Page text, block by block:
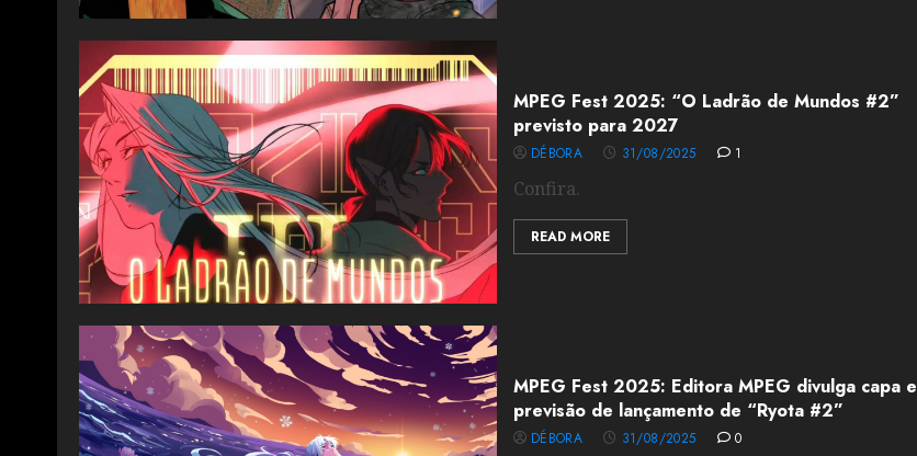
MPEG Fest 2025: “O Ladrão de Mundos #2”
previsto para 2027
DÉBORA 31/08/2025 1
Confira.
READ MORE
MPEG Fest 2025: Editora MPEG divulga capa e
previsão de lançamento de “Ryota #2”
DÉBORA 31/08/2025 0